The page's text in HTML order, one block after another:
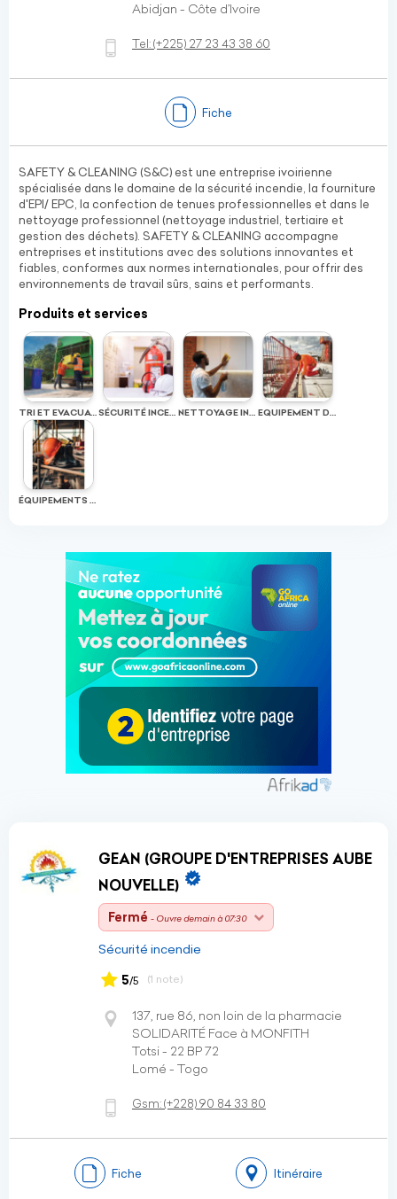
Abidjan - Côte d’Ivoire
Tel:(+225) 27 23 43 38 60
Fiche
SAFETY & CLEANING (S&C) est une entreprise ivoirienne
spécialisée dans le domaine de la sécurité incendie, la fourniture
d'EPI/ EPC, la confection de tenues professionnelles et dans le
nettoyage professionnel (nettoyage industriel, tertiaire et
gestion des déchets). SAFETY & CLEANING accompagne
entreprises et institutions avec des solutions innovantes et
fiables, conformes aux normes internationales, pour offrir des
environnements de travail sûrs, sains et performants.
Produits et services
TRI ET EVACUATION DES DÉCHETS SÉCURITÉ INCENDIE NETTOYAGE INTÉRIEUR EQUIPEMENT DE PROTECTION COLLECTIVE
ÉQUIPEMENTS DE PROTECTION INDIVIDUELLE
GEAN (GROUPE D'ENTREPRISES AUBE
NOUVELLE)
Fermé - Ouvre demain à 07:30
Sécurité incendie
5/5 (1 note)
137, rue 86, non loin de la pharmacie
SOLIDARITÉ Face à MONFITH
Totsi - 22 BP 72
Lomé - Togo
Gsm:(+228)90 84 33 80
Fiche Itinéraire